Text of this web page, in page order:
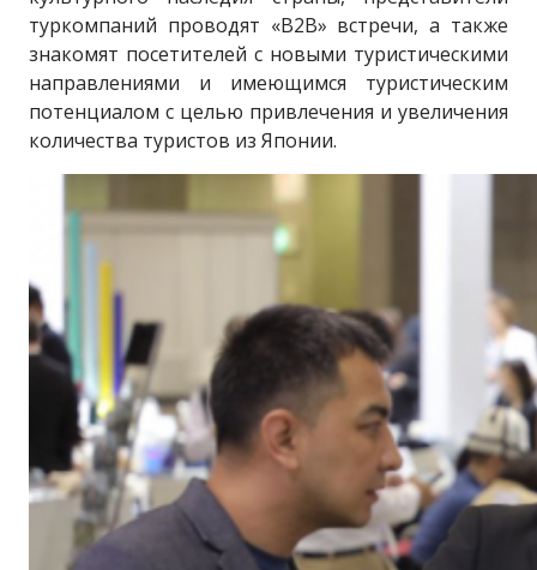
туркомпаний проводят «B2B» встречи, а также
знакомят посетителей с новыми туристическими
направлениями и имеющимся туристическим
потенциалом с целью привлечения и увеличения
количества туристов из Японии.